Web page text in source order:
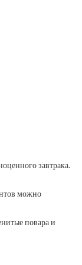
завтрака.
можно
повара и